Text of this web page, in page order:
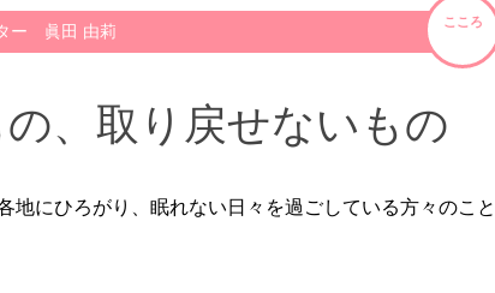
ー 眞田 由莉 こころ
、取り戻せないもの
地にひろがり、眠れない日々を過ごしている方々のこと